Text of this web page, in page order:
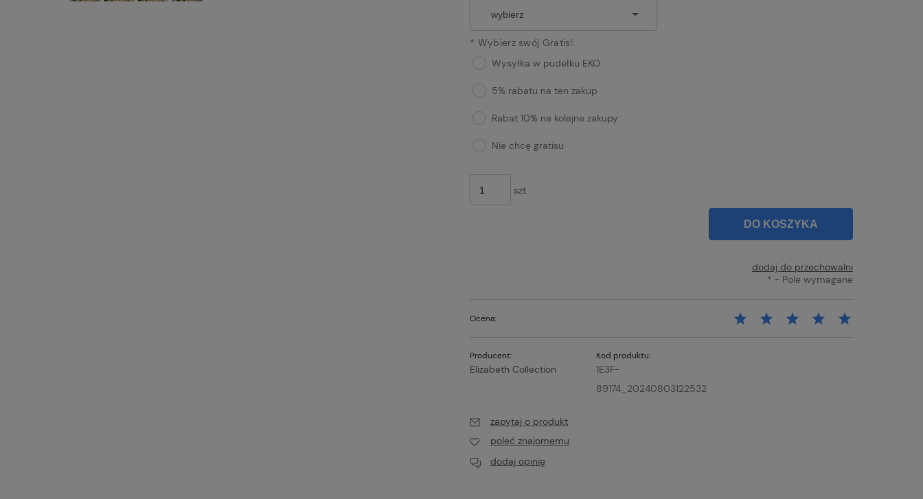
* Wybierz swój Gratis!:
Wysyłka w pudełku EKO
5% rabatu na ten zakup
Rabat 10% na kolejne zakupy
Nie chcę gratisu
szt.
DO KOSZYKA
dodaj do przechowalni
* - Pole wymagane
Ocena:
Producent:
Elizabeth Collection
Kod produktu:
1E3F-
89174_20240803122532
zapytaj o produkt
poleć znajomemu
dodaj opinię